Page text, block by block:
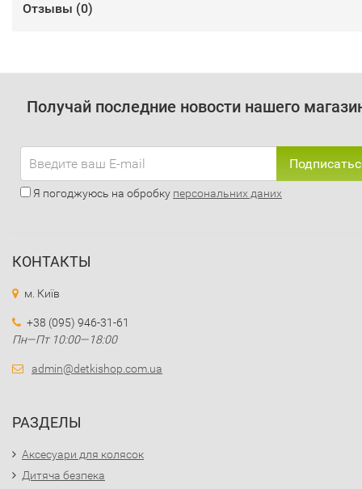
Отзывы (0)
Получай последние новости нашего
Я погоджуюсь на обробку персональних даних
КОНТАКТЫ
м. Київ
+38 (095) 946-31-61
Пн—Пт 10:00—18:00
admin@detkishop.com.ua
РАЗДЕЛЫ
Аксесуари для колясок
Дитяча безпека